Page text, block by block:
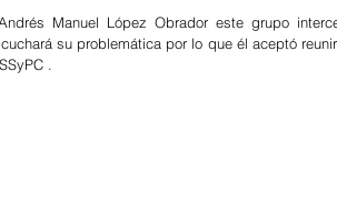
Manuel López Obrador este grupo
su problemática por lo que él aceptó
.